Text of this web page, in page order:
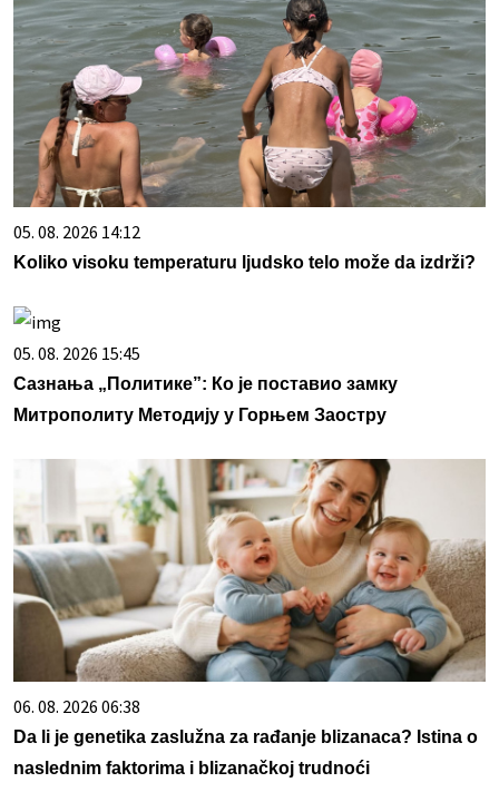
05. 08. 2026 14:12
Koliko visoku temperaturu ljudsko telo može da izdrži?
05. 08. 2026 15:45
Сазнања „Политике”: Ко је поставио замку
Митрополиту Методију у Горњем Заостру
06. 08. 2026 06:38
Da li je genetika zaslužna za rađanje blizanaca? Istina o
naslednim faktorima i blizanačkoj trudnoći